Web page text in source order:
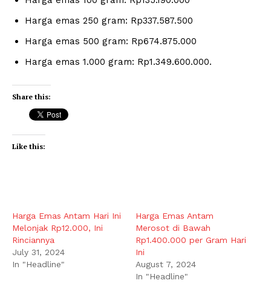
Harga emas 250 gram: Rp337.587.500
Harga emas 500 gram: Rp674.875.000
Harga emas 1.000 gram: Rp1.349.600.000.
Share this:
Like this:
Harga Emas Antam Hari Ini
Melonjak Rp12.000, Ini
Rinciannya
July 31, 2024
In "Headline"
Harga Emas Antam
Merosot di Bawah
Rp1.400.000 per Gram Hari
Ini
August 7, 2024
In "Headline"